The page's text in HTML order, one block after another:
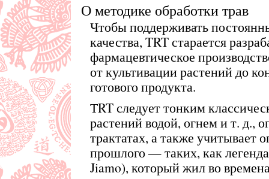
О методике обработки трав
Чтобы поддерживать
качества, TRT старается
фармацевтическое
от культивации растений до
готового продукта.
ТRT следует тонким
растений водой, огнем и т. д.,
трактатах, а также учитывает
прошлого — таких, как
Jiamo), который жил во